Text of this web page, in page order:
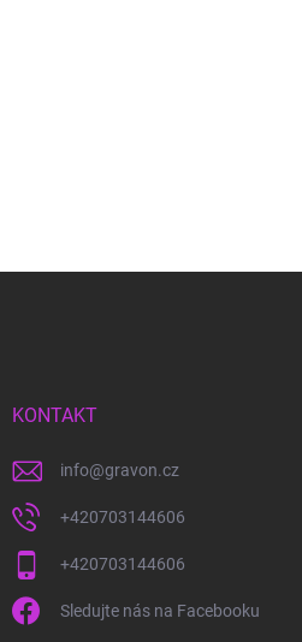
KONTAKT
info@gravon.cz
+420703144606
+420703144606
Sledujte nás na Facebooku